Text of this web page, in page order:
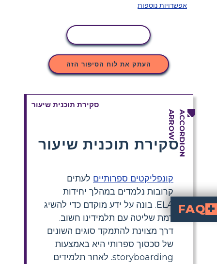
אפשרויות נוספות
העתק את לוח הסיפור הזה
סקירת תוכנית שיעור
סקירת תוכנית שיעור
קונפליקטים ספרותיים לעתים
קרובות נלמדים במהלך יחידות
ELA. בונה על ידע מוקדם כדי להשיג
רמת שליטה עם תלמידינו חשוב.
דרך מצוינת להתמקד סוגים השונים
של סכסוך ספרותי היא באמצעות
storyboarding. לאחר תלמידים
FAQ